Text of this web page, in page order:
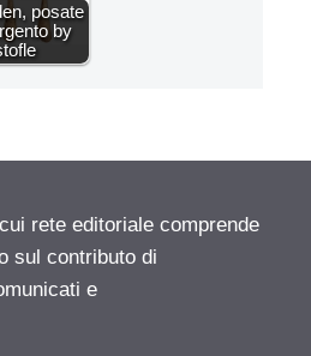
posate
by
rete editoriale comprende
sul contributo di
e